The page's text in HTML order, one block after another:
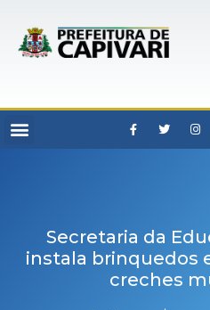
Secretaria da
instala brinquedos
creches